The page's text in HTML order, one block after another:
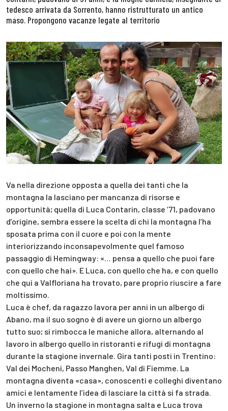
tedesco arrivata da Sorrento, hanno ristrutturato un antico
maso. Propongono vacanze legate al territorio
Va nella direzione opposta a quella dei tanti che la
montagna la lasciano per mancanza di risorse e
opportunità; quella di Luca Contarin, classe ‘71, padovano
d’origine, sembra essere la scelta di chi la montagna l’ha
sposata prima con il cuore e poi con la mente
interiorizzando inconsapevolmente quel famoso
passaggio di Hemingway: «… pensa a quello che puoi fare
con quello che hai». E Luca, con quello che ha, e con quello
che qui a Valfloriana ha trovato, pare proprio riuscire a fare
moltissimo.
Luca è chef, da ragazzo lavora per anni in un albergo di
Abano, ma il suo sogno è di avere un giorno un albergo
tutto suo; si rimbocca le maniche allora, alternando al
lavoro in albergo quello in ristoranti e rifugi di montagna
durante la stagione invernale. Gira tanti posti in Trentino:
Val dei Mocheni, Passo Manghen, Val di Fiemme. La
montagna diventa «casa», conoscenti e colleghi diventano
amici e lentamente l’idea di lasciare la città si fa strada.
Un inverno la stagione in montagna salta e Luca trova